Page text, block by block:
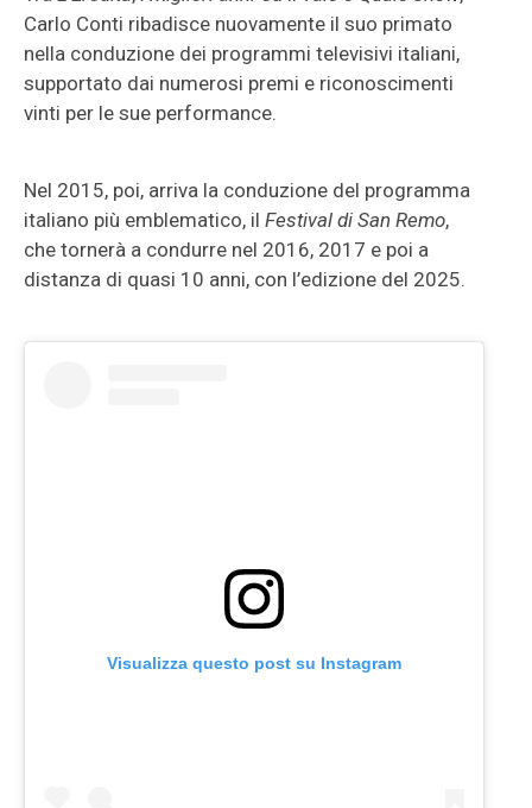
Carlo Conti ribadisce nuovamente il suo primato
nella conduzione dei programmi televisivi italiani,
supportato dai numerosi premi e riconoscimenti
vinti per le sue performance.
Nel 2015, poi, arriva la conduzione del programma
italiano più emblematico, il Festival di San Remo,
che tornerà a condurre nel 2016, 2017 e poi a
distanza di quasi 10 anni, con l’edizione del 2025.
Visualizza questo post su Instagram